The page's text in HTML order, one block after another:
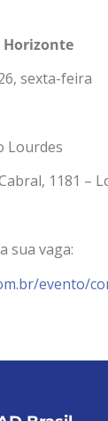
Horizonte
sexta-feira
Lourdes
1181 –
sua vaga:
evento/